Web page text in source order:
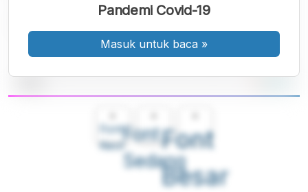
Font
Kecil
Font
Sedang
Font
Besar
Pandemi Covid-19
Masuk untuk baca »